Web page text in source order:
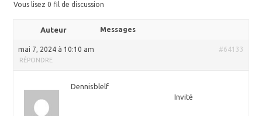
Vous lisez 0 fil de discussion
Auteur Messages
mai 7, 2024 à 10:10 am #64133
RÉPONDRE
Dennisblelf
Invité